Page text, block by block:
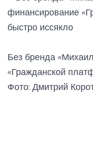
Без бренда
«Гражданской
Фото: Дмитрий